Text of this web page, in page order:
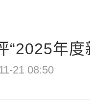
“2025年
21 08:50